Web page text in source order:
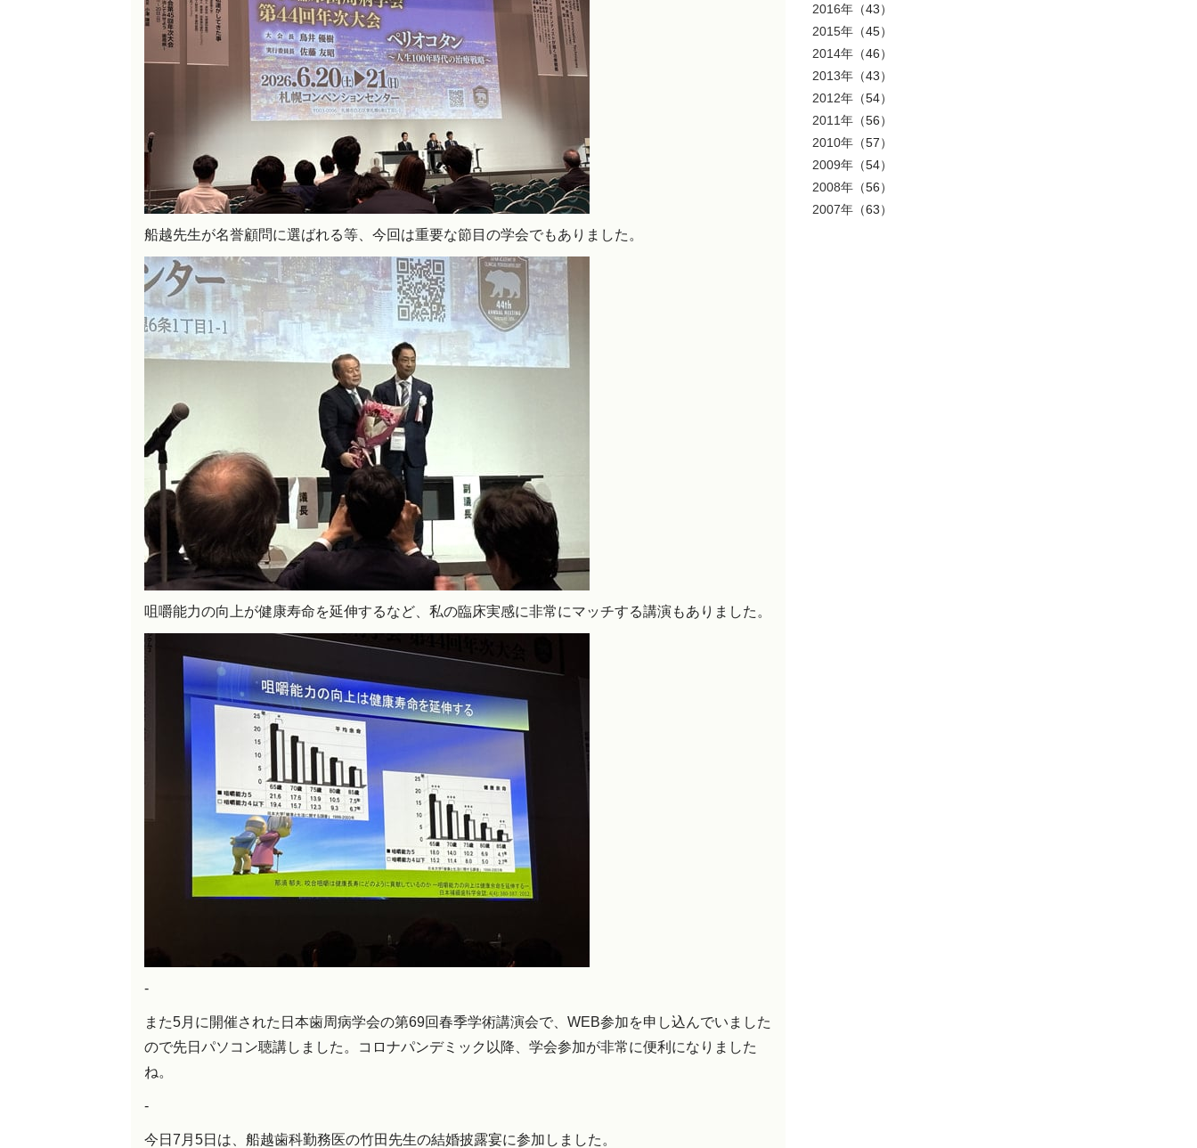
船越先生が名誉顧問に選ばれる等、今回は重要な節目の学会でもありました。
咀嚼能力の向上が健康寿命を延伸するなど、私の臨床実感に非常にマッチする講演もありました。
-
また5月に開催された日本歯周病学会の第69回春季学術講演会で、WEB参加を申し込んでいました
ので先日パソコン聴講しました。コロナパンデミック以降、学会参加が非常に便利になりました
ね。
-
今日7月5日は、船越歯科勤務医の竹田先生の結婚披露宴に参加しました。
2016年 （43）
2015年 （45）
2014年 （46）
2013年 （43）
2012年 （54）
2011年 （56）
2010年 （57）
2009年 （54）
2008年 （56）
2007年 （63）